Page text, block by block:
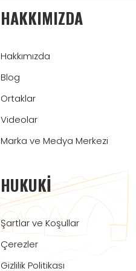
HAKKIMIZDA
Hakkımızda
Blog
Ortaklar
Videolar
Marka ve Medya Merkezi
HUKUKI
Şartlar ve Koşullar
Çerezler
Gizlilik Politikası